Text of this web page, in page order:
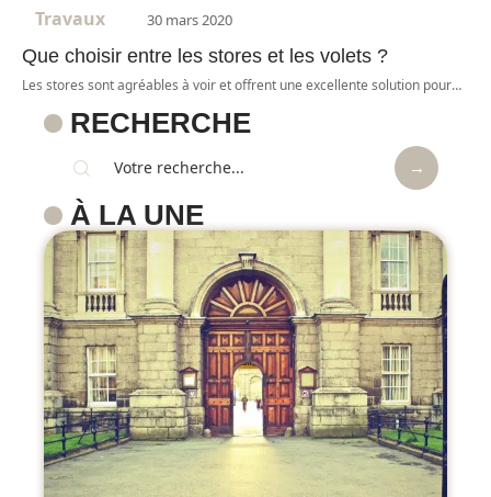
Travaux 30 mars 2020
Que choisir entre les stores et les volets ?
Les stores sont agréables à voir et offrent une excellente solution pour…
RECHERCHE
À LA UNE